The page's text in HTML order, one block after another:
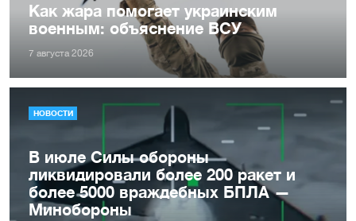
Как жара помогает украинским
военным: объяснение ВСУ
7 августа 2026
НОВОСТИ
В июле Силы обороны
ликвидировали более 200 ракет и
более 5000 враждебных БПЛА —
Минобороны